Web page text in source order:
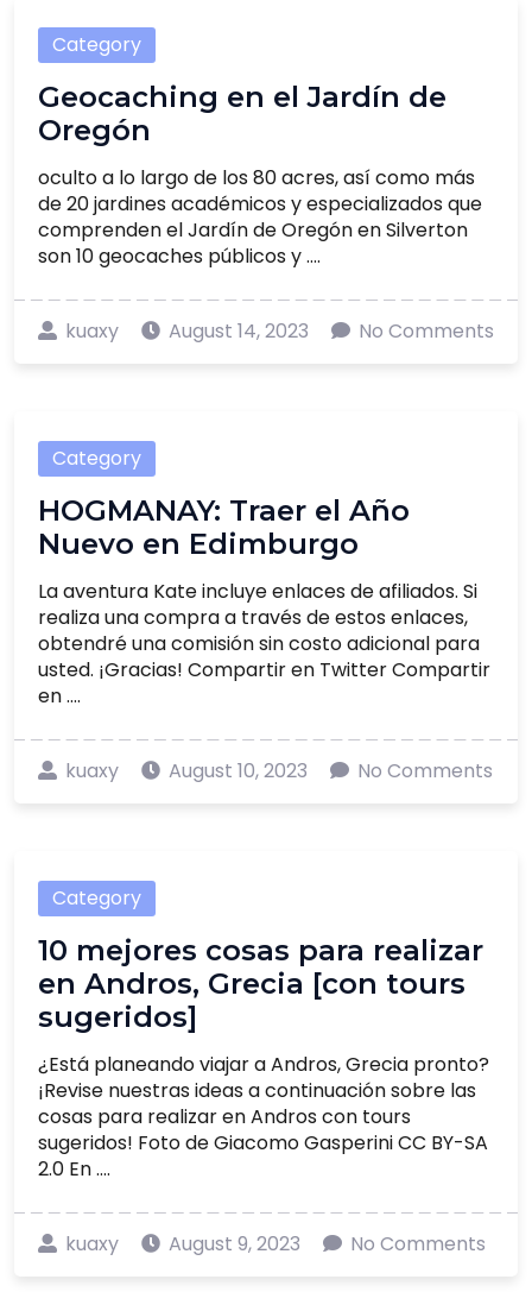
Category
Geocaching en el Jardín de
Oregón
oculto a lo largo de los 80 acres, así como más
de 20 jardines académicos y especializados que
comprenden el Jardín de Oregón en Silverton
son 10 geocaches públicos y ....
kuaxy August 14, 2023 No Comments
Category
HOGMANAY: Traer el Año
Nuevo en Edimburgo
La aventura Kate incluye enlaces de afiliados. Si
realiza una compra a través de estos enlaces,
obtendré una comisión sin costo adicional para
usted. ¡Gracias! Compartir en Twitter Compartir
en ....
kuaxy August 10, 2023 No Comments
Category
10 mejores cosas para realizar
en Andros, Grecia [con tours
sugeridos]
¿Está planeando viajar a Andros, Grecia pronto?
¡Revise nuestras ideas a continuación sobre las
cosas para realizar en Andros con tours
sugeridos! Foto de Giacomo Gasperini CC BY-SA
2.0 En ....
kuaxy August 9, 2023 No Comments